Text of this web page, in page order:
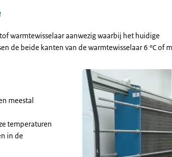
warmtewisselaar aanwezig waarbij het huidige
de beide kanten van de warmtewisselaar 6 °C of
meestal
temperaturen
in de